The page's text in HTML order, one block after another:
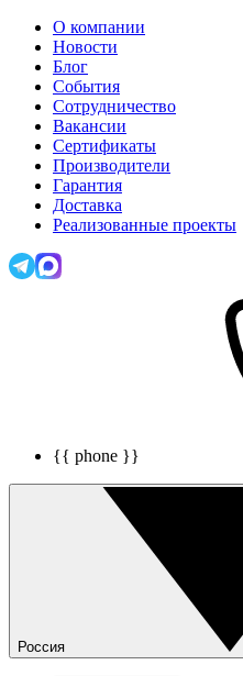
О компании
Новости
Блог
События
Сотрудничество
Вакансии
Сертификаты
Производители
Гарантия
Доставка
Реализованные проекты
{{ phone }}
Россия